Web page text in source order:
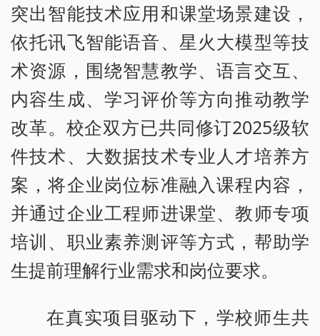
突出智能技术应用和课堂场景建设，
依托讯飞智能语音、星火大模型等技
术资源，围绕智慧教学、语言交互、
内容生成、学习评价等方向推动教学
改革。校企双方已共同修订2025级软
件技术、大数据技术专业人才培养方
案，将企业岗位标准融入课程内容，
并通过企业工程师进课堂、教师专项
培训、职业素养测评等方式，帮助学
生提前理解行业需求和岗位要求。
在真实项目驱动下，学校师生共